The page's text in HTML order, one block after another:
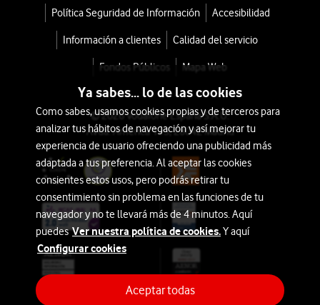
Política Seguridad de Información Accesibilidad
Información a clientes Calidad del servicio
Fondos Públicos Mapa Web
© 2026 Vodafone España S.A.U.
Avda. América 115, 28042 Madrid
Ya sabes... lo de las cookies
Como sabes, usamos cookies propias y de terceros para
analizar tus hábitos de navegación y así mejorar tu
experiencia de usuario ofreciendo una publicidad más
adaptada a tus preferencia. Al aceptar las cookies
consientes estos usos, pero podrás retirar tu
consentimiento sin problema en las funciones de tu
navegador y no te llevará más de 4 minutos. Aquí
puedesVer nuestra política de cookies.Y aquí
Configurar cookies
Aceptar todas